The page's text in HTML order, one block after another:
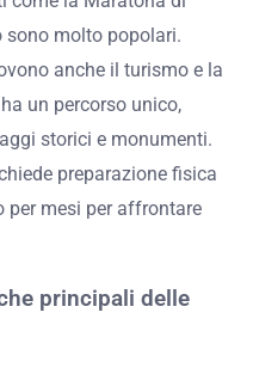
sono molto popolari.
anche il turismo e la
un percorso unico,
storici e monumenti.
preparazione fisica
per mesi per affrontare
principali delle